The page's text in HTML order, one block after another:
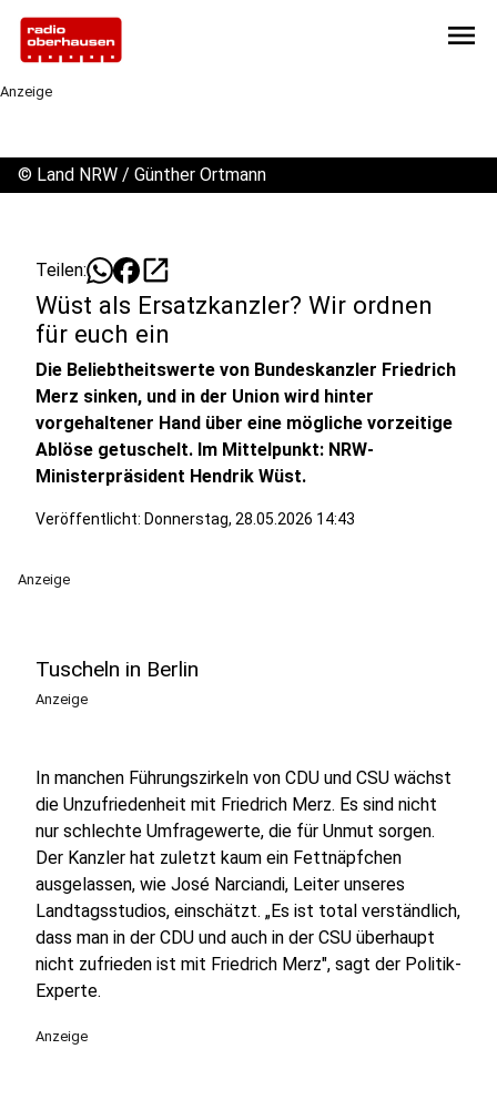
menu
Anzeige
© Land NRW / Günther Ortmann
Teilen: open_in_new
Wüst als Ersatzkanzler? Wir ordnen
für euch ein
Die Beliebtheitswerte von Bundeskanzler Friedrich
Merz sinken, und in der Union wird hinter
vorgehaltener Hand über eine mögliche vorzeitige
Ablöse getuschelt. Im Mittelpunkt: NRW-
Ministerpräsident Hendrik Wüst.
Veröffentlicht: Donnerstag, 28.05.2026 14:43
Anzeige
Tuscheln in Berlin
Anzeige
In manchen Führungszirkeln von CDU und CSU wächst
die Unzufriedenheit mit Friedrich Merz. Es sind nicht
nur schlechte Umfragewerte, die für Unmut sorgen.
Der Kanzler hat zuletzt kaum ein Fettnäpfchen
ausgelassen, wie José Narciandi, Leiter unseres
Landtagsstudios, einschätzt. „Es ist total verständlich,
dass man in der CDU und auch in der CSU überhaupt
nicht zufrieden ist mit Friedrich Merz", sagt der Politik-
Experte.
Anzeige